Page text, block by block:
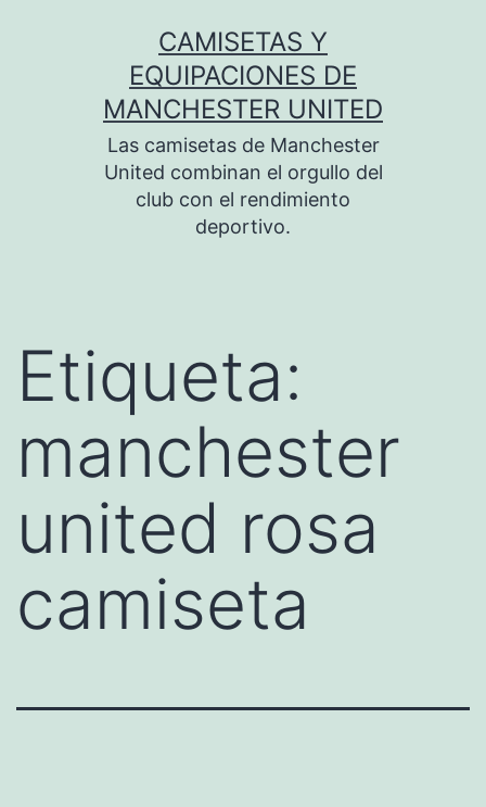
CAMISETAS Y
EQUIPACIONES DE
MANCHESTER UNITED
Las camisetas de Manchester
United combinan el orgullo del
club con el rendimiento
deportivo.
Etiqueta:
manchester
united rosa
camiseta